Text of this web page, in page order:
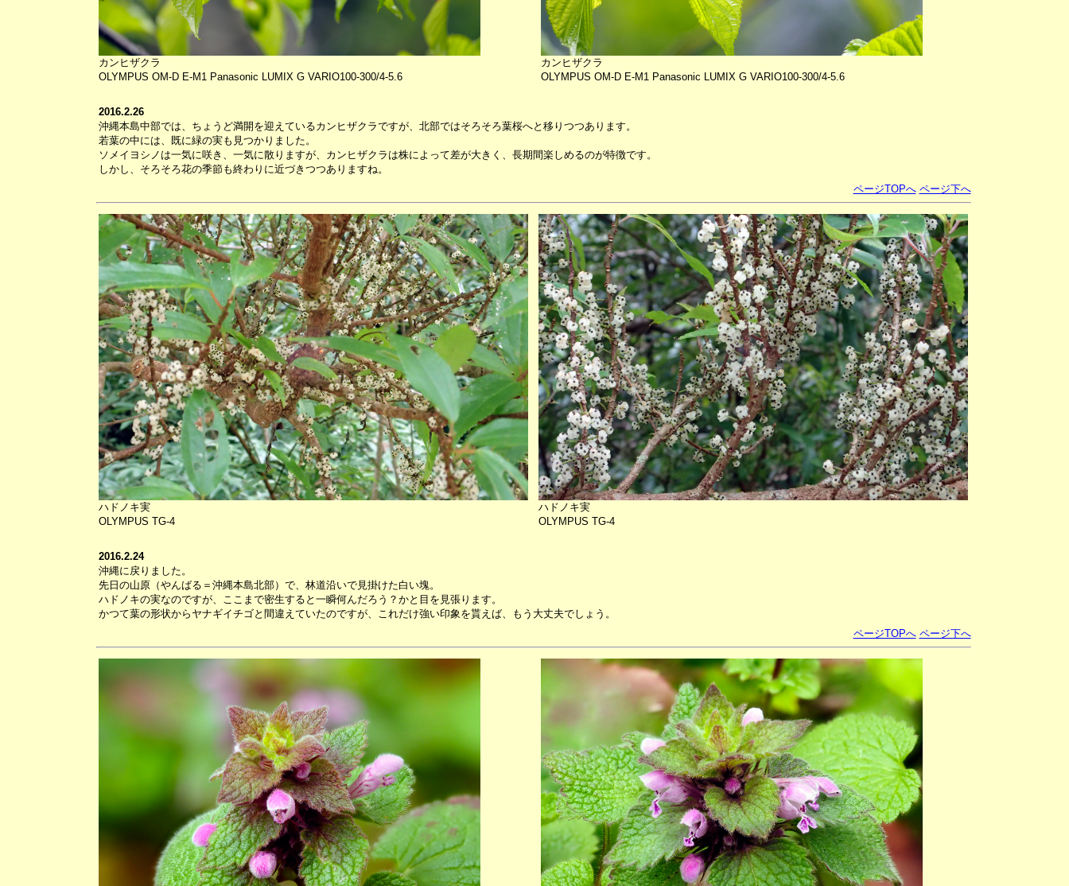
カンヒザクラ
OLYMPUS OM-D E-M1 Panasonic LUMIX G VARIO100-300/4-5.6
カンヒザクラ
OLYMPUS OM-D E-M1 Panasonic LUMIX G VARIO100-300/4-5.6
2016.2.26
沖縄本島中部では、ちょうど満開を迎えているカンヒザクラですが、北部ではそろそろ葉桜へと移りつつあります。
若葉の中には、既に緑の実も見つかりました。
ソメイヨシノは一気に咲き、一気に散りますが、カンヒザクラは株によって差が大きく、長期間楽しめるのが特徴です。
しかし、そろそろ花の季節も終わりに近づきつつありますね。
ページTOPへ ページ下へ
ハドノキ実
OLYMPUS TG-4
ハドノキ実
OLYMPUS TG-4
2016.2.24
沖縄に戻りました。
先日の山原（やんばる＝沖縄本島北部）で、林道沿いで見掛けた白い塊。
ハドノキの実なのですが、ここまで密生すると一瞬何んだろう？かと目を見張ります。
かつて葉の形状からヤナギイチゴと間違えていたのですが、これだけ強い印象を貰えば、もう大丈夫でしょう。
ページTOPへ ページ下へ